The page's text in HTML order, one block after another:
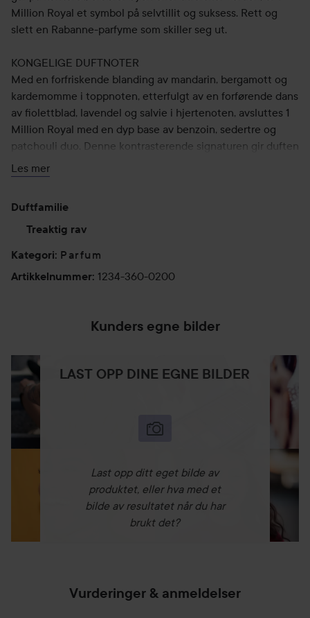
Million Royal et symbol på selvtillit og suksess. Rett og
slett en Rabanne-parfyme som skiller seg ut.
KONGELIGE DUFTNOTER
Med en forfriskende blanding av mandarin, bergamott og
kardemomme i toppnoten, etterfulgt av en forførende dans
av fiolettblad, lavendel og salvie i hjertenoten, avsluttes 1
Million Royal med en dyp base av benzoin, sedertre og
patchouli duo. Denne kontrasterende signaturen gir duften
en oppløftende og samtidig dyp karakter som er vanskelig
å glemme. Like mye som denne herreparfymen er én på
parfyme du kan ta med deg overalt.
Den ikoniske 1 Million-gullbarren har fått nytt liv i 1 Million
Royal med et snev av kongelig eleganse. Flasken er et
duften, bærer du ikke bare en parfyme, men en krone av
steget inn i det kongelige kongeriket.
1 MILLION ROYAL PARFYME
trofast følgesvenn som varer hele dagen. Med en høy
konsentrasjon av parfymeolje gir den et tydelig duftspor
dagen tar deg, vil 1 Million Royal være din trofaste
følgesvenn som hele tiden minner deg om ditt mot og din
kongelige posisjon. Du er kongen - la 1 Million Royal være
Hjertenoter: Fiolettblad, lavendel og salvie
Les mer
Duftfamilie
Treaktig rav
Kategori: Parfum
Artikkelnummer: 1234-360-0200
Kunders egne bilder
LAST OPP DINE EGNE BILDER
Last opp ditt eget bilde av
produktet, eller hva med et
bilde av resultatet når du har
brukt det?
Vurderinger & anmeldelser